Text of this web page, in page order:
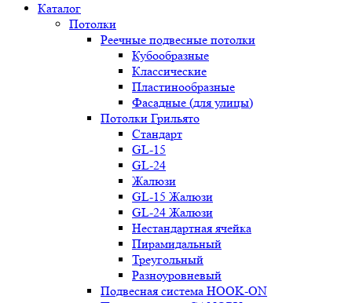
Каталог
Потолки
Реечные подвесные потолки
Кубообразные
Классические
Пластинообразные
Фасадные (для улицы)
Потолки Грильято
Стандарт
GL-15
GL-24
Жалюзи
GL-15 Жалюзи
GL-24 Жалюзи
Нестандартная ячейка
Пирамидальный
Треугольный
Разноуровневый
Подвесная система HOOK-ON